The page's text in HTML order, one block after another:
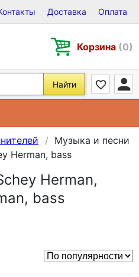
на Виниле, CD и DVD
Доставка Оплата
Корзина (0)
Найти
Музыка и песни
Herman, bass
Herman,
bass